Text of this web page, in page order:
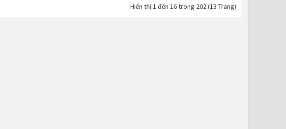
Hiển thị 1 đến 16 trong 202 (13 Trang)